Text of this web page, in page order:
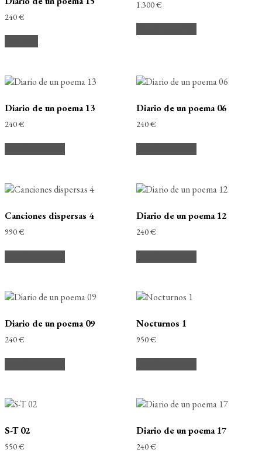
240€
1.300€
Diario de un poema 13
240€
Diario de un poema 06
240€
Canciones dispersas 4
990€
Diario de un poema 12
240€
Diario de un poema 09
240€
Nocturnos 1
950€
S-T 02
550€
Diario de un poema 17
240€